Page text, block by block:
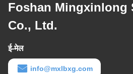
Foshan Mingxinlong
Co., Ltd.
ई-मेल
info@mxlbxg.com